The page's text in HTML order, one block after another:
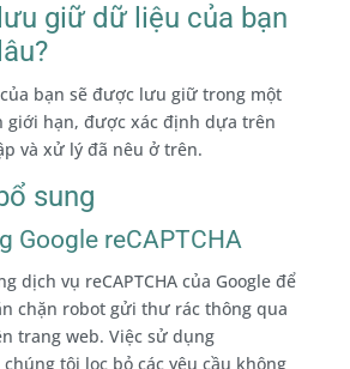
giữ dữ liệu của bạn
bạn sẽ được lưu giữ trong một
giới hạn, được xác định dựa trên
và xử lý đã nêu ở trên.
sung
Google reCAPTCHA
dịch vụ reCAPTCHA của Google để
chặn robot gửi thư rác thông qua
trang web. Việc sử dụng
chúng tôi lọc bỏ các yêu cầu không